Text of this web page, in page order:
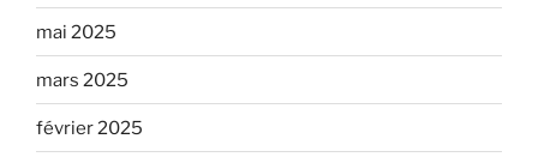
mai 2025
mars 2025
février 2025